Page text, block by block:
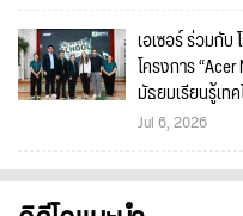
เอเซอร์ ร่วมกับ
โครงการ
มัธยมเรียนรู้เท
แรงบันดาลใจสู่อ
Jul 6, 2026